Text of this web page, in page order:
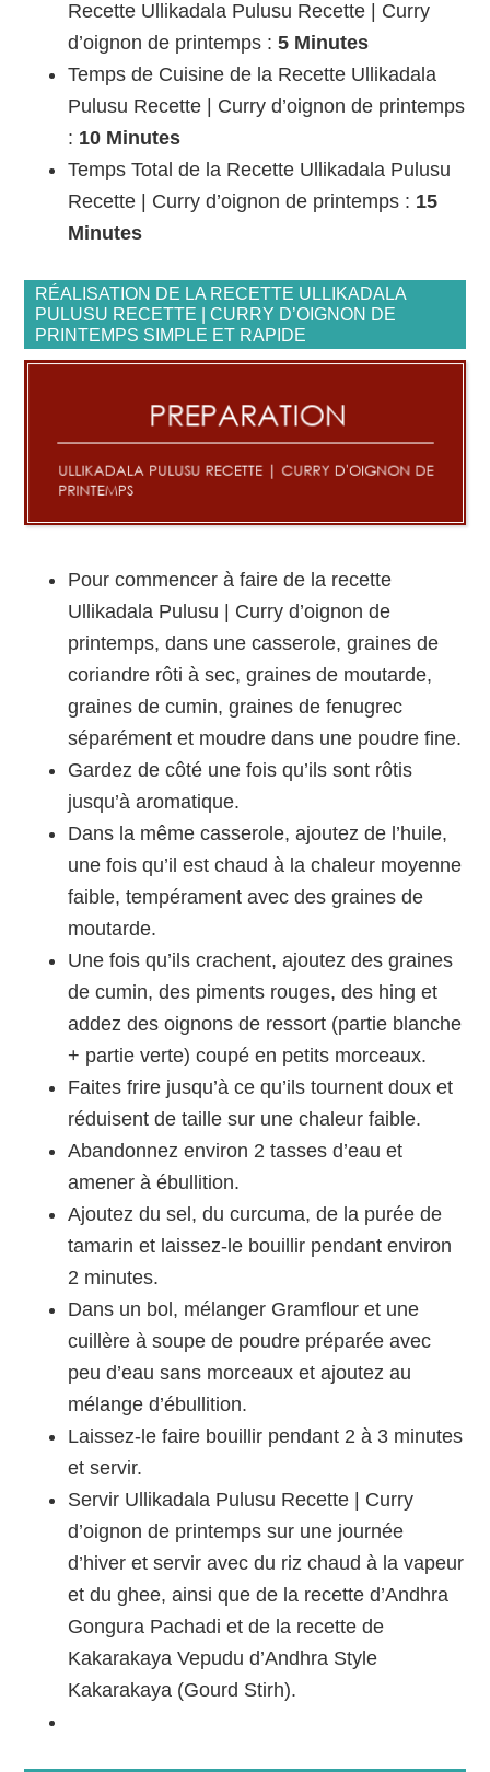
Recette Ullikadala Pulusu Recette | Curry
d’oignon de printemps :5 Minutes
Temps de Cuisine de la Recette Ullikadala
Pulusu Recette | Curry d’oignon de printemps
: 10 Minutes
Temps Total de la Recette Ullikadala Pulusu
Recette | Curry d’oignon de printemps : 15
Minutes
RÉALISATION DE LA RECETTE ULLIKADALA
PULUSU RECETTE | CURRY D’OIGNON DE
PRINTEMPS SIMPLE ET RAPIDE
Pour commencer à faire de la recette
Ullikadala Pulusu | Curry d’oignon de
printemps, dans une casserole, graines de
coriandre rôti à sec, graines de moutarde,
graines de cumin, graines de fenugrec
séparément et moudre dans une poudre fine.
Gardez de côté une fois qu’ils sont rôtis
jusqu’à aromatique.
Dans la même casserole, ajoutez de l’huile,
une fois qu’il est chaud à la chaleur moyenne
faible, tempérament avec des graines de
moutarde.
Une fois qu’ils crachent, ajoutez des graines
de cumin, des piments rouges, des hing et
addez des oignons de ressort (partie blanche
+ partie verte) coupé en petits morceaux.
Faites frire jusqu’à ce qu’ils tournent doux et
réduisent de taille sur une chaleur faible.
Abandonnez environ 2 tasses d’eau et
amener à ébullition.
Ajoutez du sel, du curcuma, de la purée de
tamarin et laissez-le bouillir pendant environ
2 minutes.
Dans un bol, mélanger Gramflour et une
cuillère à soupe de poudre préparée avec
peu d’eau sans morceaux et ajoutez au
mélange d’ébullition.
Laissez-le faire bouillir pendant 2 à 3 minutes
et servir.
Servir Ullikadala Pulusu Recette | Curry
d’oignon de printemps sur une journée
d’hiver et servir avec du riz chaud à la vapeur
et du ghee, ainsi que de la recette d’Andhra
Gongura Pachadi et de la recette de
Kakarakaya Vepudu d’Andhra Style
Kakarakaya (Gourd Stirh).